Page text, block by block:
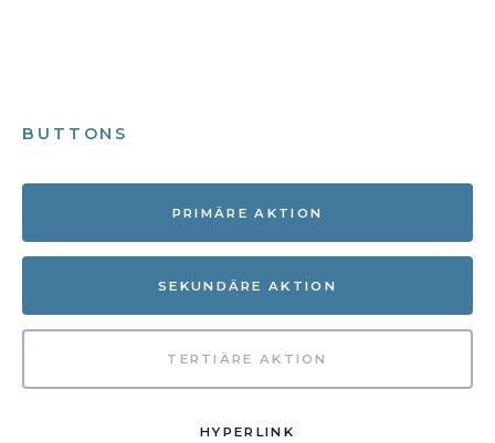
BUTTONS
PRIMÄRE AKTION
SEKUNDÄRE AKTION
TERTIÄRE AKTION
HYPERLINK